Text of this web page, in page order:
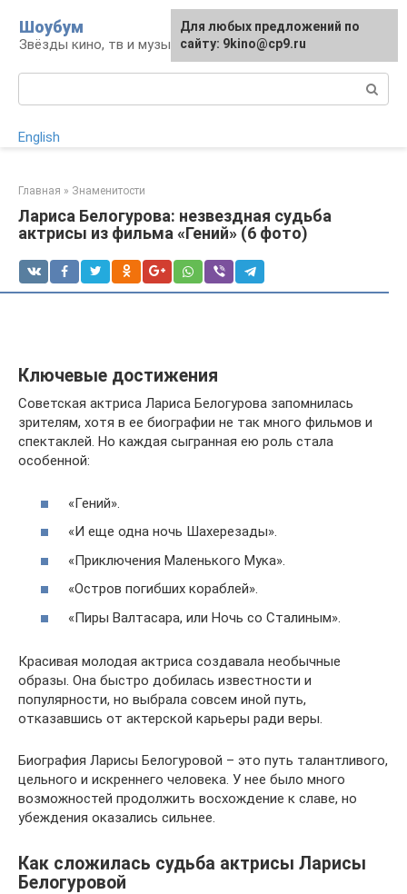
контенту
Шоубум
Звёзды кино, тв и музыки
English
Главная » Знаменитости
Лариса Белогурова: незвездная судьба
актрисы из фильма «Гений» (6 фото)
Ключевые достижения
Советская актриса Лариса Белогурова запомнилась
зрителям, хотя в ее биографии не так много фильмов и
спектаклей. Но каждая сыгранная ею роль стала
особенной:
«Гений».
«И еще одна ночь Шахерезады».
«Приключения Маленького Мука».
«Остров погибших кораблей».
«Пиры Валтасара, или Ночь со Сталиным».
Красивая молодая актриса создавала необычные
образы. Она быстро добилась известности и
популярности, но выбрала совсем иной путь,
отказавшись от актерской карьеры ради веры.
Биография Ларисы Белогуровой – это путь талантливого,
цельного и искреннего человека. У нее было много
возможностей продолжить восхождение к славе, но
убеждения оказались сильнее.
Как сложилась судьба актрисы Ларисы
Белогуровой
Для любых предложений по
сайту: 9kino@cp9.ru